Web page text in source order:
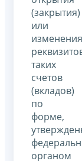
(закрытия)
или
изменения
таких
счетов
(вкладов)
по
форме,
органом